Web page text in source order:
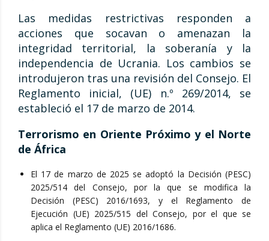
Las medidas restrictivas responden a
acciones que socavan o amenazan la
integridad territorial, la soberanía y la
independencia de Ucrania. Los cambios se
introdujeron tras una revisión del Consejo. El
Reglamento inicial, (UE) n.º 269/2014, se
estableció el 17 de marzo de 2014.
Terrorismo en Oriente Próximo y el Norte
de África
El 17 de marzo de 2025 se adoptó la Decisión (PESC)
2025/514 del Consejo, por la que se modifica la
Decisión (PESC) 2016/1693, y el Reglamento de
Ejecución (UE) 2025/515 del Consejo, por el que se
aplica el Reglamento (UE) 2016/1686.